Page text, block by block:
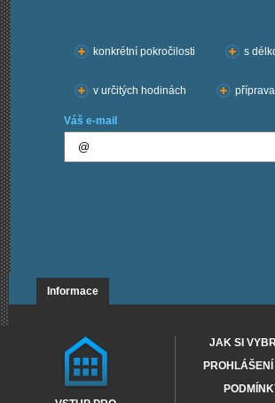
konkrétní pokročilosti
s
v určitých hodinách
Váš e-mail
Informace
JAK SI
PROHLÁŠENÍ